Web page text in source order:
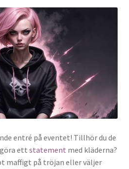
entré på eventet! Tillhör du de
ett statement med kläderna?
maffigt på tröjan eller väljer